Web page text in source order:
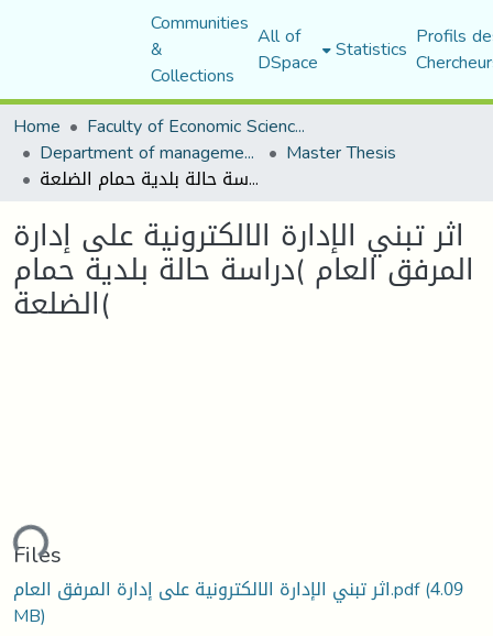
Communities
&
Collections
All of
DSpace Statistics Profils
Home
Faculty of Economic Sciences, Commerce and Management Sciences
Department of management sciences Master Thesis
اثر تبني الإدارة الالكترونية على إدارة المرفق العام )دراسة حالة بلدية حمام الضلعة(
اثر تبني الإدارة الالكترونية على إدارة
المرفق العام )دراسة حالة بلدية حمام
الضلعة(
Files
اثر تبني الإدارة الالكترونية على إدارة المرفق العام.pdf(4.09
MB)